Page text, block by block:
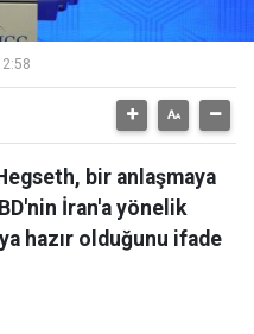
bir anlaşmaya
İran'a yönelik
hazır olduğunu ifade